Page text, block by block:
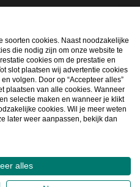
ook mee en maak
soorten cookies. Naast noodzakelijke
die nodig zijn om onze website te
cookies om de prestatie en
slot plaatsen wij advertentie cookies
volgen. Door op “Accepteer alles”
plaatsen van alle cookies. Wanneer
selectie maken en wanneer je klikt
cookies. Wil je meer weten
later weer aanpassen, bekijk dan
alles